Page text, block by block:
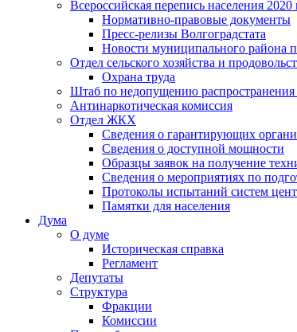
Всероссийская перепись населения 2020
Нормативно-правовые документы
Пресс-релизы Волгоградстата
Новости муниципального района
Отдел сельского хозяйства и
Охрана труда
Штаб по недопущению
Антинаркотическая комиссия
Отдел ЖКХ
Сведения о гарантирующих
Сведения о доступной мощности
Образцы заявок на получение
Сведения о мероприятиях по
Протоколы испытаний систем
Памятки для населения
Дума
О думе
Историческая справка
Регламент
Депутаты
Структура
Фракции
Комиссии